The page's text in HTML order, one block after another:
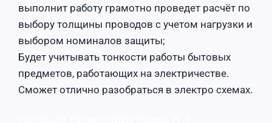
выполнит работу грамотно проведет расчёт по
выбору толщины проводов с учетом нагрузки и
выбором номиналов защиты;
Будет учитывать тонкости работы бытовых
предметов, работающих на электричестве.
Сможет отлично разобраться в электро схемах.